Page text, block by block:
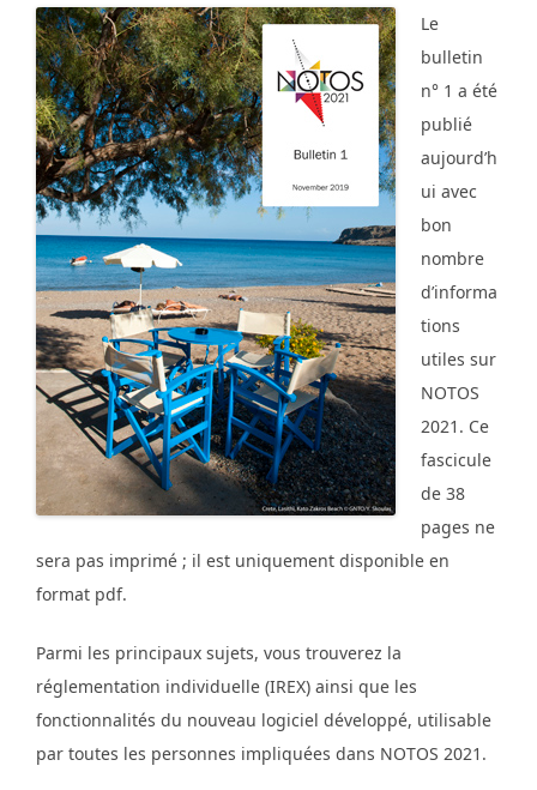
Le
bulletin
n° 1 a été
publié
aujourd’h
ui avec
bon
nombre
d’informa
tions
utiles sur
NOTOS
2021. Ce
fascicule
de 38
pages ne
sera pas imprimé ; il est uniquement disponible en
format pdf.
Parmi les principaux sujets, vous trouverez la
réglementation individuelle (IREX) ainsi que les
fonctionnalités du nouveau logiciel développé, utilisable
par toutes les personnes impliquées dans NOTOS 2021.